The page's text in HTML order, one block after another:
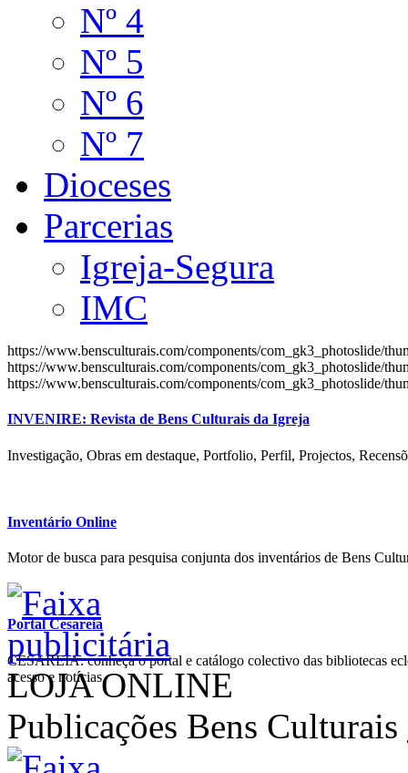
Nº 4
Nº 5
Nº 6
Nº 7
Dioceses
Parcerias
Igreja-Segura
IMC
https://www.bensculturais.com/components/com_gk3_photoslide/
https://www.bensculturais.com/components/com_gk3_photoslide/
https://www.bensculturais.com/components/com_gk3_photoslide/
INVENIRE: Revista de Bens Culturais da Igreja
Investigação, Obras em destaque, Portfolio, Perfil, Projectos,
Inventário Online
Motor de busca para pesquisa conjunta dos inventários de Bens
Portal Cesareia
CESAREIA: conheça o portal e catálogo colectivo das bibliotecas
acesso e notícias
LOJA ONLINE
Publicações Bens Culturais